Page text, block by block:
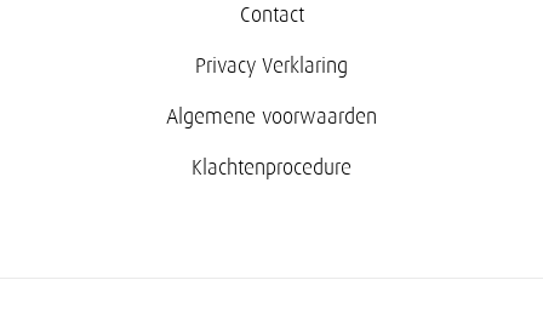
Contact
Privacy Verklaring
Algemene voorwaarden
Klachtenprocedure